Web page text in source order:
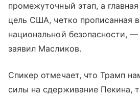
промежуточный этап, а главная
цель США, четко прописанная
национальной безопасности,
заявил Масликов.
Спикер отмечает, что Трамп
силы на сдерживание Пекина,